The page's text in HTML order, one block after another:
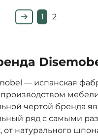
1 2
— испанская
мебели
чертой бренда
ряд с самыми
от натурального